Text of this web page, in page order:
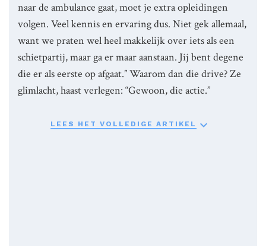
naar de ambulance gaat, moet je extra opleidingen
volgen. Veel kennis en ervaring dus. Niet gek allemaal,
want we praten wel heel makkelijk over iets als een
schietpartij, maar ga er maar aanstaan. Jij bent degene
die er als eerste op afgaat.” Waarom dan die drive? Ze
glimlacht, haast verlegen: “Gewoon, die actie.”
LEES HET VOLLEDIGE ARTIKEL 